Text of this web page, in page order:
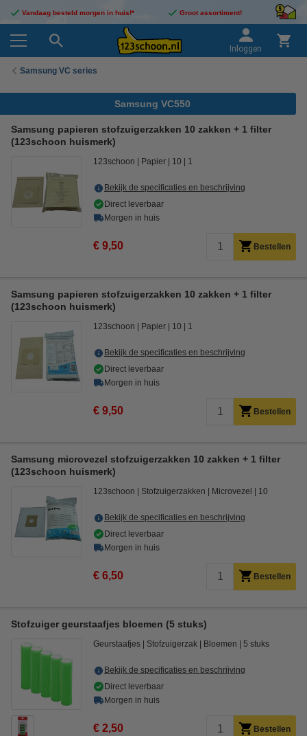
Vandaag besteld morgen in huis!* Groot assortiment!
Inloggen
Samsung VC series
Samsung VC550
Samsung papieren stofzuigerzakken 10 zakken + 1 filter
(123schoon huismerk)
123schoon Papier 10 1
Bekijk de specificaties en beschrijving
Direct leverbaar
Morgen in huis
€ 9,50 Bestellen
Samsung papieren stofzuigerzakken 10 zakken + 1 filter
(123schoon huismerk)
123schoon Papier 10 1
Bekijk de specificaties en beschrijving
Direct leverbaar
Morgen in huis
€ 9,50 Bestellen
Samsung microvezel stofzuigerzakken 10 zakken + 1 filter
(123schoon huismerk)
123schoon Stofzuigerzakken Microvezel 10
Bekijk de specificaties en beschrijving
Direct leverbaar
Morgen in huis
€ 6,50 Bestellen
Stofzuiger geurstaafjes bloemen (5 stuks)
Geurstaafjes Stofzuigerzak Bloemen 5 stuks
Bekijk de specificaties en beschrijving
Direct leverbaar
Morgen in huis
€ 2,50 Bestellen